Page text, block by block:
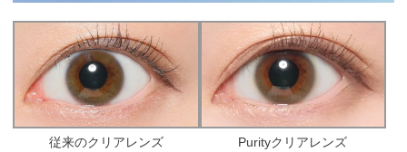
従来のクリアレンズ
Purityクリアレンズ